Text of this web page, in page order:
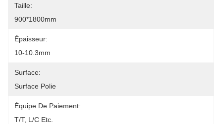
Taille:
900*1800mm
Épaisseur:
10-10.3mm
Surface:
Surface Polie
Équipe De Paiement:
T/T, L/C Etc.